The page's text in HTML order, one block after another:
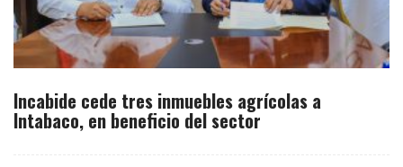
Incabide cede tres inmuebles agrícolas a
Intabaco, en beneficio del sector